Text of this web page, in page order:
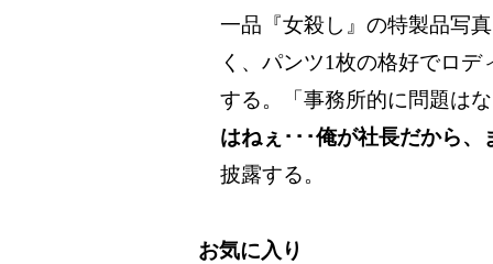
一品『女殺し』の特製品写
く、パンツ1枚の格好でロ
する。「事務所的に問題は
はねぇ･･･俺が社長だから、
披露する。
お気に入り